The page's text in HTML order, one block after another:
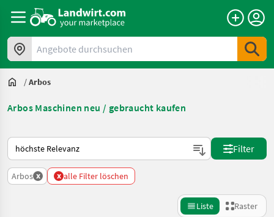
Angebote durchsuchen
/Arbos
Arbos Maschinen neu / gebraucht kaufen
So wird auf Landwirt.com sortiert
Filter
Arbos x x alle Filter löschen
Liste Raster